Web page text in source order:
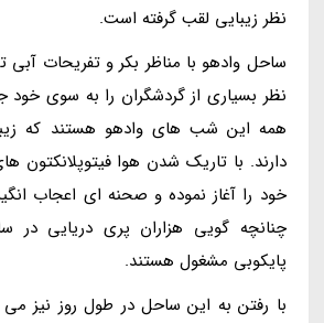
نظر زیبایی لقب گرفته است.
ساحل وادهو با مناظر بکر و تفریحات آبی
نظر بسیاری از گردشگران را به سوی خود
همه این شب های وادهو هستند که
دارند. با تاریک شدن هوا
خود را آغاز نموده و صحنه ای اعجاب
چنانچه گویی هزاران پری دریایی در
پایکوبی مشغول هستند.
با رفتن به این ساحل در طول روز نیز